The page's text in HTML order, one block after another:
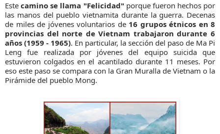
Estecamino se llama "Felicidad" porque fueron hechos por
las manos del pueblo vietnamita durante la guerra. Decenas
de miles de jóvenes voluntarios de 16 grupos étnicos en 8
provincias del norte de Vietnam trabajaron durante 6
años (1959 - 1965). En particular, la sección del paso de Ma Pi
Leng fue realizada por jóvenes del equipo suicida que
estuvieron colgados en el acantilado durante 11 meses. Por
eso este paso se compara con la Gran Muralla de Vietnam o la
Pirámide del pueblo Mong.